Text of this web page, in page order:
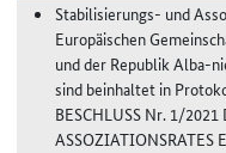
Stabilisierungs- und
Europäischen
und der Republik Alba-
sind beinhaltet in
BESCHLUSS Nr. 1/
ASSOZIATIONSRATES